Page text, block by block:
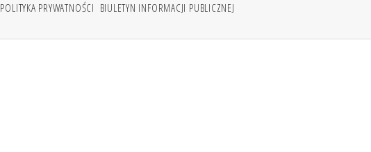
POLITYKA PRYWATNOŚCI BIULETYN INFORMACJI PUBLICZNEJ